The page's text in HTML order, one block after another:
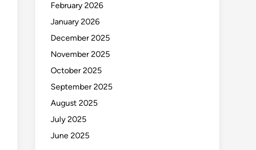
February 2026
January 2026
December 2025
November 2025
October 2025
September 2025
August 2025
July 2025
June 2025